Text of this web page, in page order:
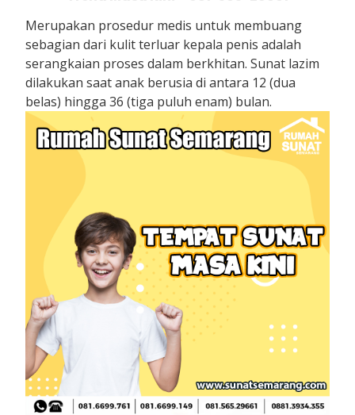
Merupakan prosedur medis untuk membuang
sebagian dari kulit terluar kepala penis adalah
serangkaian proses dalam berkhitan. Sunat lazim
dilakukan saat anak berusia di antara 12 (dua
belas) hingga 36 (tiga puluh enam) bulan.